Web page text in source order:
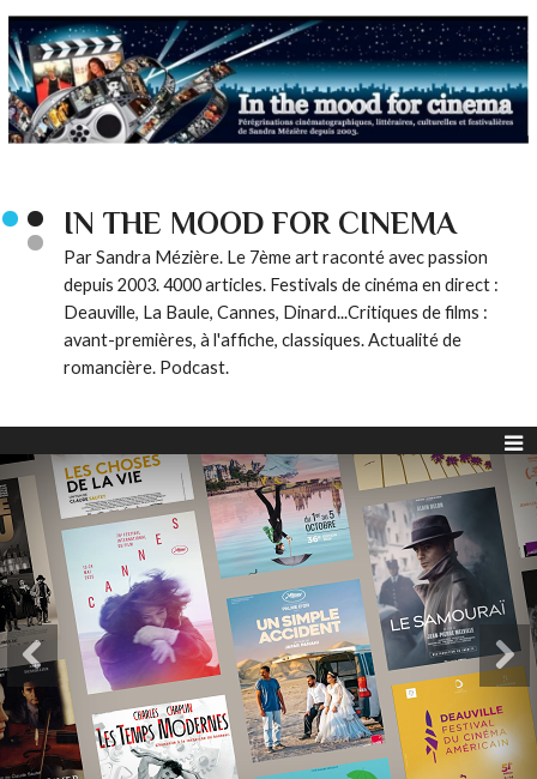
IN THE MOOD FOR CINEMA
Par Sandra Mézière. Le 7ème art raconté avec passion
depuis 2003. 4000 articles. Festivals de cinéma en direct :
Deauville, La Baule, Cannes, Dinard...Critiques de films :
avant-premières, à l'affiche, classiques. Actualité de
romancière. Podcast.